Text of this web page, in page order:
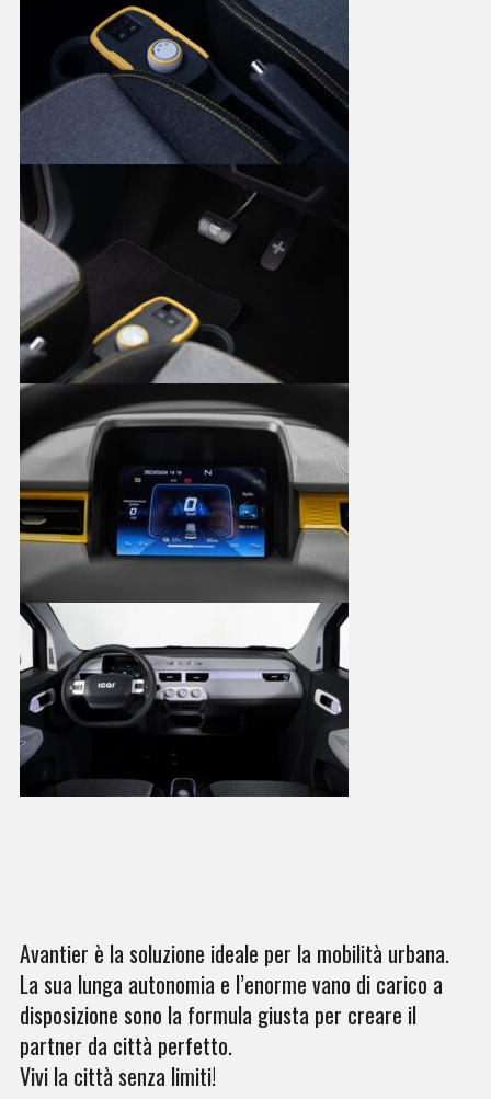
Avantier è la soluzione ideale per la mobilità urbana.
La sua lunga autonomia e l’enorme vano di carico a
disposizione sono la formula giusta per creare il
partner da città perfetto.
Vivi la città senza limiti!